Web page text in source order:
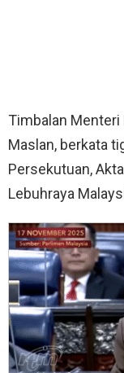
Timbalan Menteri
Maslan, berkata
Persekutuan,
Lebuhraya